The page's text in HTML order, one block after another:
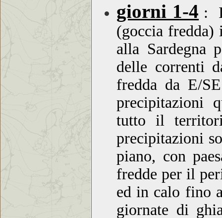
giorni 1-4 :
(goccia fredda)
alla Sardegna
delle correnti
fredda da E/
precipitazioni
tutto il
precipitazioni
piano, con
fredde per il
ed in calo fino
giornate di